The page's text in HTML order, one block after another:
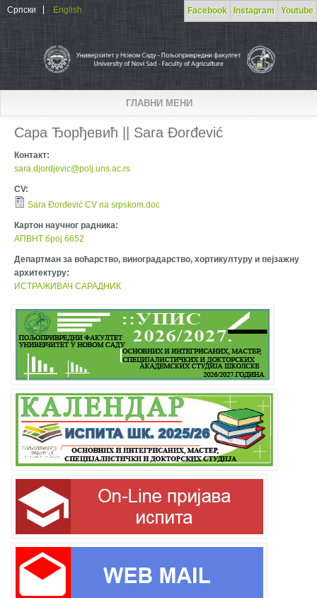
Skip to main content Facebook Instagram Youtube
Српски English
ГЛАВНИ МЕНИ
Сара Ђорђевић || Sara Đorđević
Контакт:
sara.djordjevic@polj.uns.ac.rs
CV:
Sara Đorđević CV na srpskom.doc
Картон научног радника:
АПВНТ број 6652
Департман за воћарство, виноградарство, хортикултуру и пејзажну
архитектуру:
ИСТРАЖИВАЧ САРАДНИК